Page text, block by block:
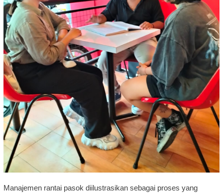
Manajemen rantai pasok diilustrasikan sebagai proses yang